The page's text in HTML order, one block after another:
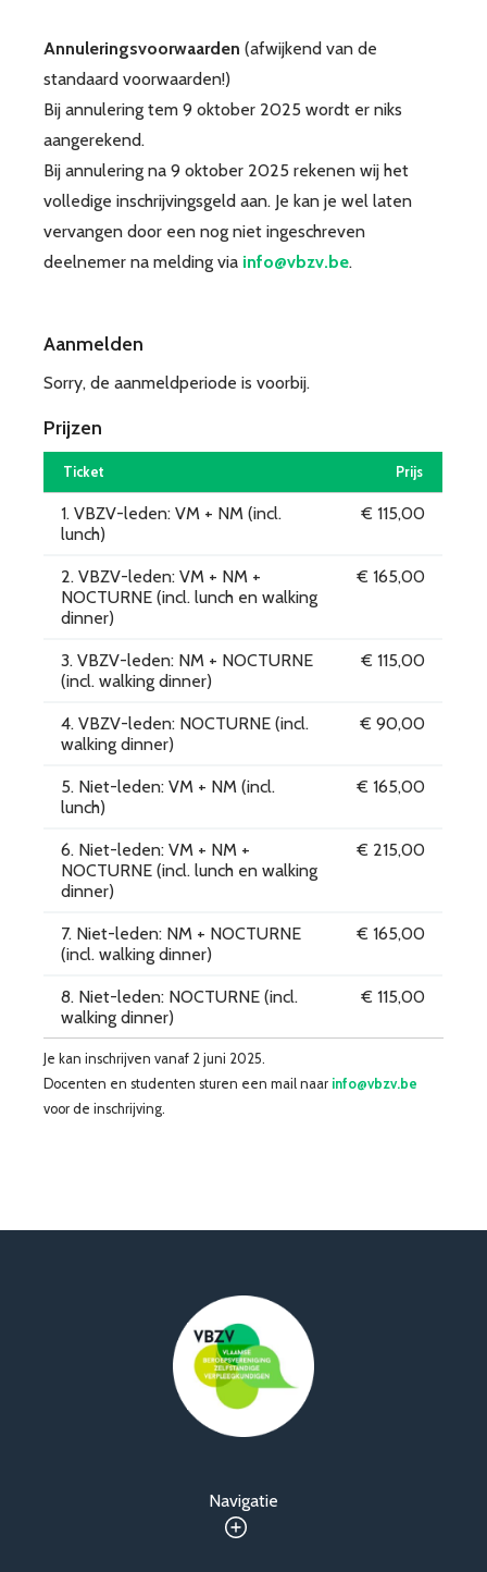
Annuleringsvoorwaarden (afwijkend van de
standaard voorwaarden!)
Bij annulering tem 9 oktober 2025 wordt er niks
aangerekend.
Bij annulering na 9 oktober 2025 rekenen wij het
volledige inschrijvingsgeld aan. Je kan je wel laten
vervangen door een nog niet ingeschreven
deelnemer na melding via info@vbzv.be.
Aanmelden
Sorry, de aanmeldperiode is voorbij.
Prijzen
Ticket Prijs
1. VBZV-leden: VM + NM (incl.
lunch)
€ 115,00
2. VBZV-leden: VM + NM +
NOCTURNE (incl. lunch en walking
dinner)
€ 165,00
3. VBZV-leden: NM + NOCTURNE
(incl. walking dinner)
€ 115,00
4. VBZV-leden: NOCTURNE (incl.
walking dinner)
€ 90,00
5. Niet-leden: VM + NM (incl.
lunch)
€ 165,00
6. Niet-leden: VM + NM +
NOCTURNE (incl. lunch en walking
dinner)
€ 215,00
7. Niet-leden: NM + NOCTURNE
(incl. walking dinner)
€ 165,00
8. Niet-leden: NOCTURNE (incl.
walking dinner)
€ 115,00
Je kan inschrijven vanaf 2 juni 2025.
Docenten en studenten sturen een mail naar info@vbzv.be
voor de inschrijving.
Navigatie